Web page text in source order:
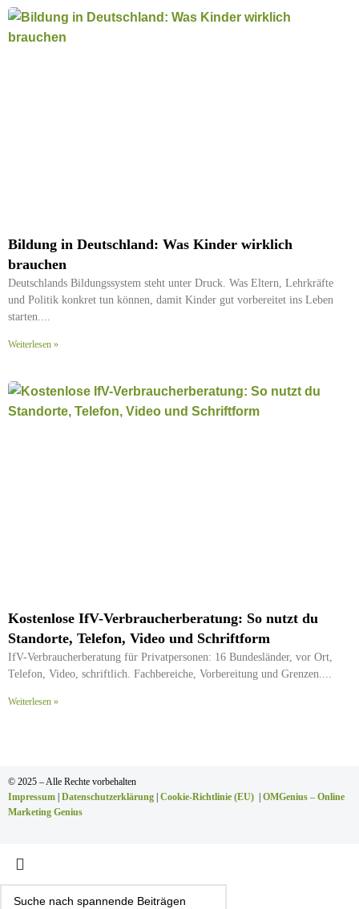
Bildung in Deutschland: Was Kinder wirklich
brauchen
Deutschlands Bildungssystem steht unter Druck. Was Eltern, Lehrkräfte
und Politik konkret tun können, damit Kinder gut vorbereitet ins Leben
starten.
Weiterlesen »
Kostenlose IfV-Verbraucherberatung: So nutzt du
Standorte, Telefon, Video und Schriftform
IfV-Verbraucherberatung für Privatpersonen: 16 Bundesländer, vor Ort,
Telefon, Video, schriftlich. Fachbereiche, Vorbereitung und Grenzen.
Weiterlesen »
© 2025 – Alle Rechte vorbehalten
Impressum | Datenschutzerklärung | Cookie-Richtlinie (EU) | OMGenius – Online
Marketing Genius